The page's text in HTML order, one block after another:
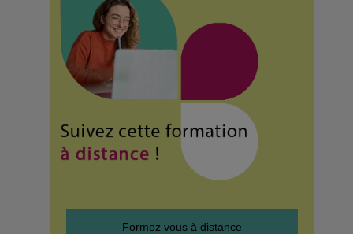
Formez vous à distance